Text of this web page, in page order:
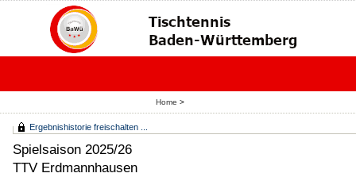
Home >
Ergebnishistorie freischalten ...
Spielsaison 2025/26
TTV Erdmannhausen